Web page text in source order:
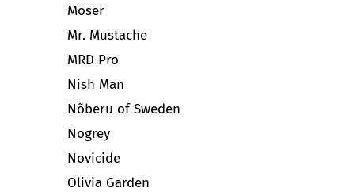
Moser
Mr. Mustache
MRD Pro
Nish Man
Nõberu of Sweden
Nogrey
Novicide
Olivia Garden